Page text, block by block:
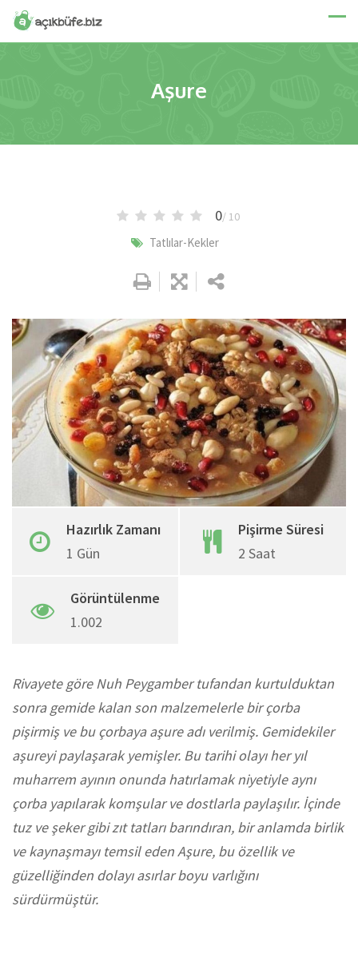
Skip
Aşure
0/ 10
Tatlılar-Kekler
Google+
Whatsapp
Pinterest
Share
via
Hazırlık Zamanı
1 Gün
Pişirme Süresi
2 Saat
Görüntülenme
1.002
Rivayete göre Nuh Peygamber tufandan kurtulduktan
sonra gemide kalan son malzemelerle bir çorba
pişirmiş ve bu çorbaya aşure adı verilmiş. Gemidekiler
aşureyi paylaşarak yemişler. Bu tarihi olayı her yıl
muharrem ayının onunda hatırlamak niyetiyle aynı
çorba yapılarak komşular ve dostlarla paylaşılır. İçinde
tuz ve şeker gibi zıt tatları barındıran, bir anlamda birlik
ve kaynaşmayı temsil eden Aşure, bu özellik ve
güzelliğinden dolayı asırlar boyu varlığını
sürdürmüştür.